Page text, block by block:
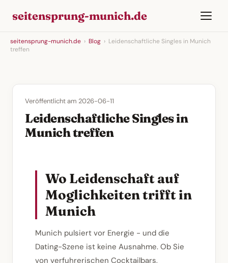
seitensprung-munich.de
seitensprung-munich.de › Blog › Leidenschaftliche Singles in Munich
treffen
Veröffentlicht am 2026-06-11
Leidenschaftliche Singles in
Munich treffen
Wo Leidenschaft auf
Moglichkeiten trifft in
Munich
Munich pulsiert vor Energie - und die
Dating-Szene ist keine Ausnahme. Ob Sie
von verfuhrerischen Cocktailbars,